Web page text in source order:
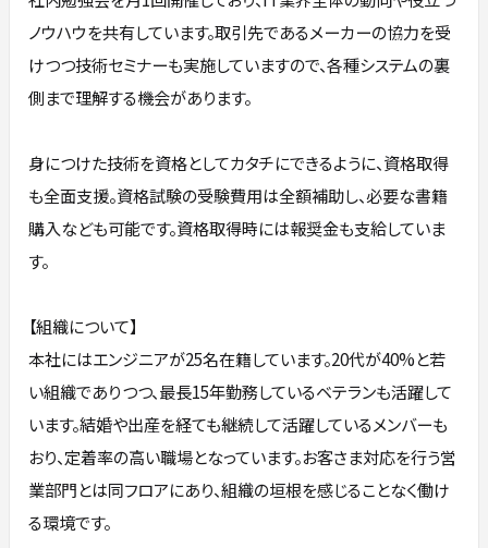
ノウハウを共有しています。取引先であるメーカーの協力を受
けつつ技術セミナーも実施していますので、各種システムの裏
側まで理解する機会があります。
身につけた技術を資格としてカタチにできるように、資格取得
も全面支援。資格試験の受験費用は全額補助し、必要な書籍
購入なども可能です。資格取得時には報奨金も支給していま
す。
【組織について】
本社にはエンジニアが25名在籍しています。20代が40%と若
い組織でありつつ、最長15年勤務しているベテランも活躍して
います。結婚や出産を経ても継続して活躍しているメンバーも
おり、定着率の高い職場となっています。お客さま対応を行う営
業部門とは同フロアにあり、組織の垣根を感じることなく働け
る環境です。